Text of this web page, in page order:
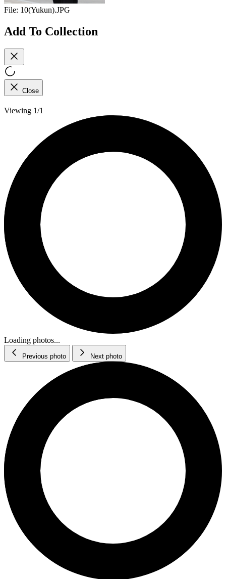
File: 10(Yukun).JPG
Add To Collection
Close
Viewing 1/1
Loading photos...
Previous photo Next photo